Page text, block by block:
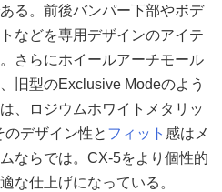
る。前後バンパー下部やボデ
などを専用デザインのアイテ
さらにホイールアーチモール
旧型のExclusive Modeのよう
、ロジウムホワイトメタリッ
デザイン性と フィット 感はメ
ならでは。CX-5をより個性的
な仕上げになっている。